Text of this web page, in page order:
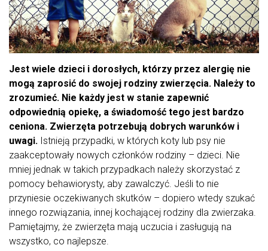
Jest wiele dzieci i dorosłych, którzy przez alergię nie
mogą zaprosić do swojej rodziny zwierzęcia. Należy to
zrozumieć. Nie każdy jest w stanie zapewnić
odpowiednią opiekę, a świadomość tego jest bardzo
ceniona. Zwierzęta potrzebują dobrych warunków i
uwagi. Istnieją przypadki, w których koty lub psy nie
zaakceptowały nowych członków rodziny – dzieci. Nie
mniej jednak w takich przypadkach należy skorzystać z
pomocy behawiorysty, aby zawalczyć. Jeśli to nie
przyniesie oczekiwanych skutków – dopiero wtedy szukać
innego rozwiązania, innej kochającej rodziny dla zwierzaka.
Pamiętajmy, że zwierzęta mają uczucia i zasługują na
wszystko, co najlepsze.